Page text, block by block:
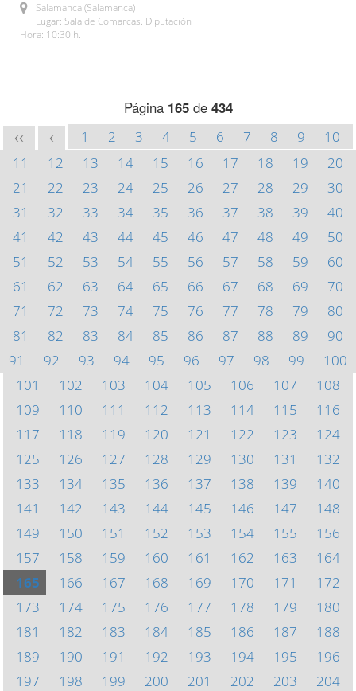
Salamanca (Salamanca)
Lugar: Sala de Comarcas. Diputación
Hora: 10:30 h.
Página 165de 434
<< < 1 2 3 4 5 6 7 8 9
10
11
12 13 14 15 16 17 18 19
20
21
22 23 24 25 26 27 28 29
30
31
32 33 34 35 36 37 38 39
40
41
42 43 44 45 46 47 48 49
50
51
52 53 54 55 56 57 58 59
60
61
62 63 64 65 66 67 68 69
70
71
72 73 74 75 76 77 78 79
80
81
82 83 84 85 86 87 88 89
90
91
92 93 94 95 96 97 98 99
100
101
102 103 104 105 106 107
108
109
110 111 112 113 114 115
116
117
118 119 120 121 122 123
124
125
126 127 128 129 130 131
132
133
134 135 136 137 138 139
140
141
142 143 144 145 146 147
148
149
150 151 152 153 154 155
156
157
158 159 160 161 162 163
164
165
166 167 168 169 170 171
172
173
174 175 176 177 178 179
180
181
182 183 184 185 186 187
188
189
190 191 192 193 194 195
196
197
198 199 200 201 202 203
204